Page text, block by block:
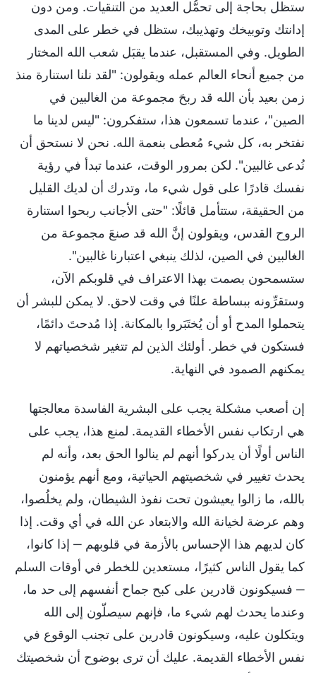
ستظل بحاجة إلى تحمُّل العديد من التنقيات. ومن دون
إدانتك وتوبيخك وتهذيبك، ستظل في خطر على المدى
الطويل. وفي المستقبل، عندما يقبَل شعب الله المختار
من جميع أنحاء العالم عمله ويقولون: "لقد نلنا استنارة منذ
زمن بعيد بأن الله قد ربحَ مجموعة من الغالبين في
الصين"، عندما تسمعون هذا، ستفكرون: "ليس لدينا ما
نفتخر به، كل شيء مُعطى بنعمة الله. نحن لا نستحق أن
نُدعى غالبين". لكن بمرور الوقت، عندما تبدأ في رؤية
نفسك قادرًا على قول شيء ما، وتدرك أن لديك القليل
من الحقيقة، ستتأمل قائلًا: "حتى الأجانب ربحوا استنارة
الروح القدس، ويقولون إنَّ الله قد صنعَ مجموعة من
الغالبين في الصين، لذلك ينبغي اعتبارنا غالبين".
ستسمحون بصمت بهذا الاعتراف في قلوبكم الآن،
وستقرِّونه ببساطة علنًا في وقت لاحق. لا يمكن للبشر أن
يتحملوا المدح أو أن يُختَبَروا بالمكانة. إذا مُدحتَ دائمًا،
فستكون في خطر. أولئك الذين لم تتغير شخصياتهم لا
يمكنهم الصمود في النهاية.
إن أصعب مشكلة يجب على البشرية الفاسدة معالجتها
هي ارتكاب نفس الأخطاء القديمة. لمنع هذا، يجب على
الناس أولًا أن يدركوا أنهم لم ينالوا الحق بعد، وأنه لم
يحدث تغيير في شخصيتهم الحياتية، ومع أنهم يؤمنون
بالله، ما زالوا يعيشون تحت نفوذ الشيطان، ولم يخلُصوا،
وهم عرضة لخيانة الله والابتعاد عن الله في أي وقت. إذا
كان لديهم هذا الإحساس بالأزمة في قلوبهم ‒ إذا كانوا،
كما يقول الناس كثيرًا، مستعدين للخطر في أوقات السلم
‒ فسيكونون قادرين على كبح جماح أنفسهم إلى حد ما،
وعندما يحدث لهم شيء ما، فإنهم سيصلّون إلى الله
ويتكلون عليه، وسيكونون قادرين على تجنب الوقوع في
نفس الأخطاء القديمة. عليك أن ترى بوضوح أن شخصيتك